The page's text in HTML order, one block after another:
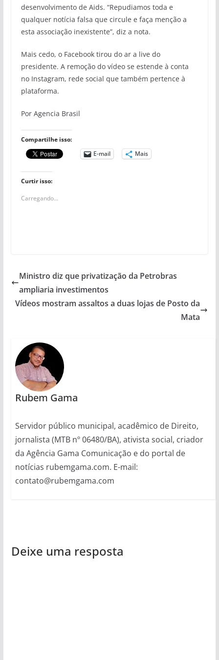
desenvolvimento de Aids. “Repudiamos toda e
qualquer notícia falsa que circule e faça menção a
esta associação inexistente”, diz a nota.
Mais cedo, o Facebook tirou do ar a live do
presidente. A remoção do vídeo se estende à conta
no Instagram, rede social que também pertence à
plataforma.
Por Agencia Brasil
Compartilhe isso:
E-mail
Mais
Curtir isso:
Carregando...
Ministro diz que privatização da Petrobras
ampliaria investimentos
Vídeos mostram assaltos a duas lojas de Posto da
Mata
Rubem Gama
Servidor público municipal, acadêmico de Direito,
jornalista (MTB nº 06480/BA), ativista social, criador
da Agência Gama Comunicação e do portal de
notícias rubemgama.com. E-mail:
contato@rubemgama.com
Deixe uma resposta